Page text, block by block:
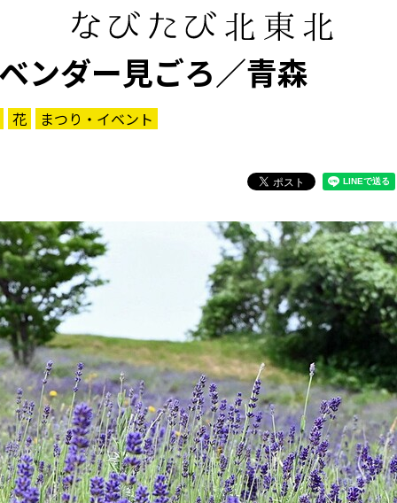
ンダー見ごろ／青森
花 まつり・イベント